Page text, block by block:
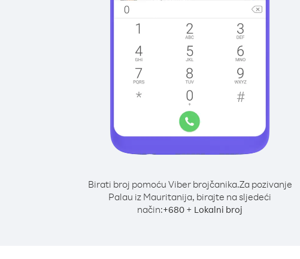
Birati broj pomoću Viber brojčanika.Za pozivanje
Palau iz Mauritanija, birajte na sljedeći
način:+680 + Lokalni broj